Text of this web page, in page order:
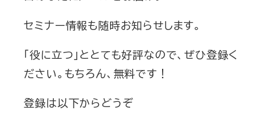
セミナー情報も随時お知らせします。
「役に立つ」ととても好評なので、ぜひ登録く
ださい。もちろん、無料です！
登録は以下からどうぞ